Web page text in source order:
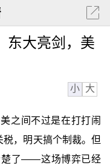
东大亮剑，美
小 大
之间不过是在打打闹
，明天搞个制裁。但
楚了——这场博弈已经